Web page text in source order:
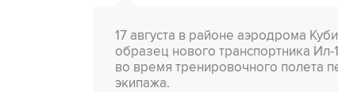
17 августа в районе аэродрома
образец нового транспортника
во время тренировочного полета
экипажа.